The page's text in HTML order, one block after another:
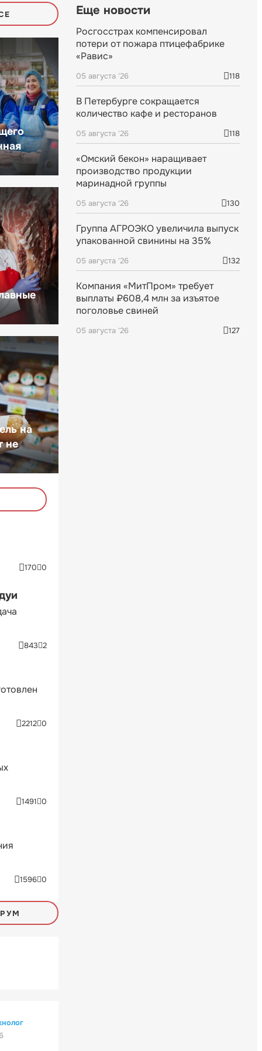
на
не
170 0
843 2
2212 0
1491 0
1596 0
Еще новости
Росгосстрах компенсировал
потери от пожара птицефабрике
«Равис»
05 августа '26 118
В Петербурге сокращается
количество кафе и ресторанов
05 августа '26 118
«Омский бекон» наращивает
производство продукции
маринадной группы
05 августа '26 130
Группа АГРОЭКО увеличила выпуск
упакованной свинины на 35%
05 августа '26 132
Компания «МитПром» требует
выплаты ₽608,4 млн за изъятое
поголовье свиней
05 августа '26 127